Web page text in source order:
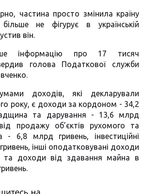
частина просто змінила країну
не фігурує в українській
він.
інформацію про 17 тисяч
голова Податкової служби
доходів, які декларували
року, є доходи за кордоном - 34,2
та дарування - 13,6 млрд
продажу об’єктів рухомого та
- 6,8 млрд гривень, інвестиційні
інші оподатковувані доходи
доходи від здавання майна в